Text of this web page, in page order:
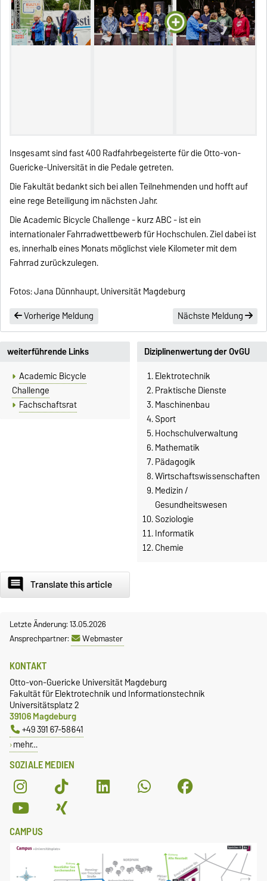
Insgesamt sind fast 400 Radfahrbegeisterte für die Otto-von-
Guericke-Universität in die Pedale getreten.
Die Fakultät bedankt sich bei allen Teilnehmenden und hofft auf
eine rege Beteiligung im nächsten Jahr.
Die Academic Bicycle Challenge - kurz ABC - ist ein
internationaler Fahrradwettbewerb für Hochschulen. Ziel dabei ist
es, innerhalb eines Monats möglichst viele Kilometer mit dem
Fahrrad zurückzulegen.
Fotos: Jana Dünnhaupt, Universität Magdeburg
Vorherige Meldung
Nächste Meldung
weiterführende Links
Academic Bicycle
Challenge
Fachschaftsrat
Diziplinenwertung der OvGU
Elektrotechnik
Praktische Dienste
Maschinenbau
Sport
Hochschulverwaltung
Mathematik
Pädagogik
Wirtschaftswissenschaften
Medizin /
Gesundheitswesen
Soziologie
Informatik
Chemie
comment Translate this article
Letzte Änderung: 13.05.2026
Ansprechpartner:
Webmaster
SOZIALE MEDIEN
KONTAKT
Otto-von-Guericke Universität Magdeburg
Fakultät für Elektrotechnik und Informationstechnik
Universitätsplatz 2
39106 Magdeburg
+49 391 67-58641
mehr…
CAMPUS